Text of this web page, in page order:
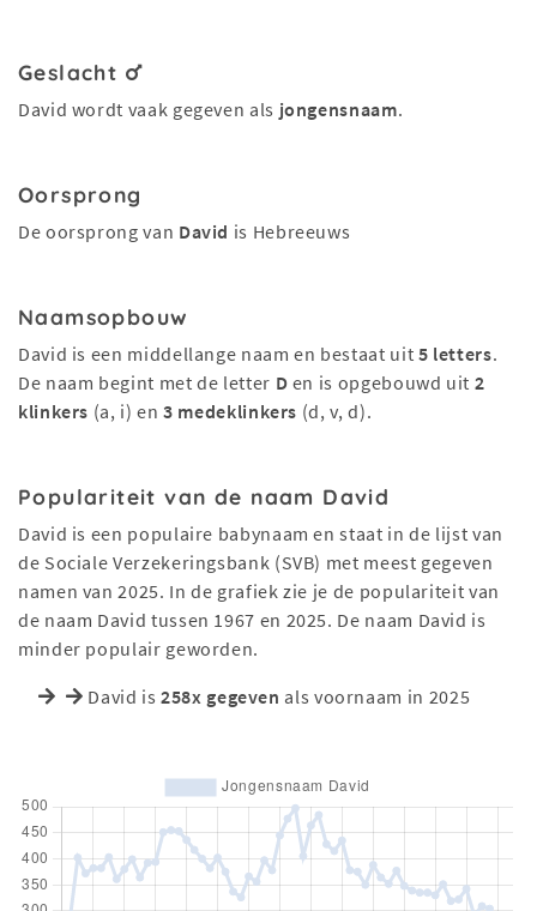
Geslacht
David wordt vaak gegeven als jongensnaam.
Oorsprong
De oorsprong van David is Hebreeuws
Naamsopbouw
David is een middellange naam en bestaat uit 5 letters.
De naam begint met de letter D en is opgebouwd uit 2
klinkers (a, i) en3 medeklinkers (d, v, d).
Populariteit van de naam David
David is een populaire babynaam en staat in de lijst van
de Sociale Verzekeringsbank (SVB) met meest gegeven
namen van 2025. In de grafiek zie je de populariteit van
de naam David tussen 1967 en 2025. De naam David is
minder populair geworden.
David is258x gegeven als voornaam in 2025